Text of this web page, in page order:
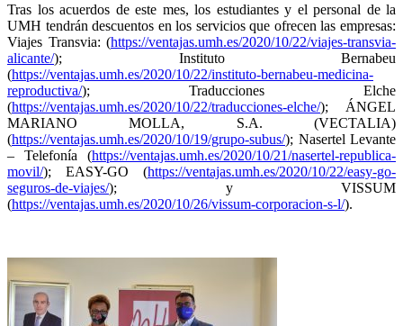
Tras los acuerdos de este mes, los estudiantes y el personal de la
UMH tendrán descuentos en los servicios que ofrecen las empresas:
Viajes Transvia: (https://ventajas.umh.es/2020/10/22/viajes-transvia-
alicante/); Instituto Bernabeu
(https://ventajas.umh.es/2020/10/22/instituto-bernabeu-medicina-
reproductiva/); Traducciones Elche
(https://ventajas.umh.es/2020/10/22/traducciones-elche/); ÁNGEL
MARIANO MOLLA, S.A. (VECTALIA)
(https://ventajas.umh.es/2020/10/19/grupo-subus/); Nasertel Levante
– Telefonía (https://ventajas.umh.es/2020/10/21/nasertel-republica-
movil/); EASY-GO (https://ventajas.umh.es/2020/10/22/easy-go-
seguros-de-viajes/); y VISSUM
(https://ventajas.umh.es/2020/10/26/vissum-corporacion-s-l/).